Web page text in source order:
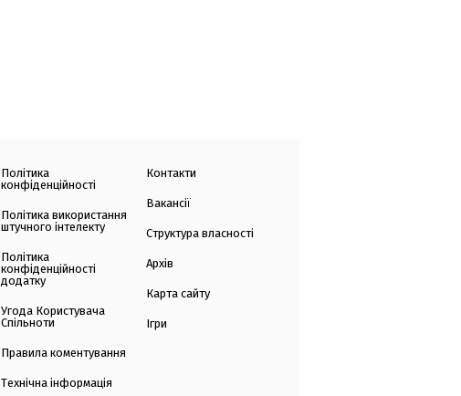
Політика
конфіденційності
Політика використання
штучного інтелекту
Політика
конфіденційності
додатку
Угода Користувача
Спільноти
Правила коментування
Технічна інформація
Контакти
Вакансії
Структура власності
Архів
Карта сайту
Ігри